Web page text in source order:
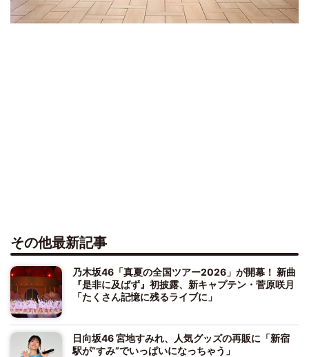
その他最新記事
乃木坂46「真夏の全国ツアー2026」が開幕！ 新曲
『是非に及ばず』初披露、新キャプテン・菅原咲月
「たくさん記憶に残るライブに」
日向坂46 宮地すみれ、人気グッズの再販に「新宿
駅が“すみ”でいっぱいになっちゃう」